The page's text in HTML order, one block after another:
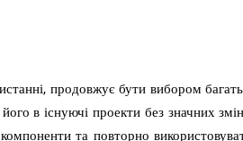
продовжує бути вибором
в існуючі проекти без значних
та повторно